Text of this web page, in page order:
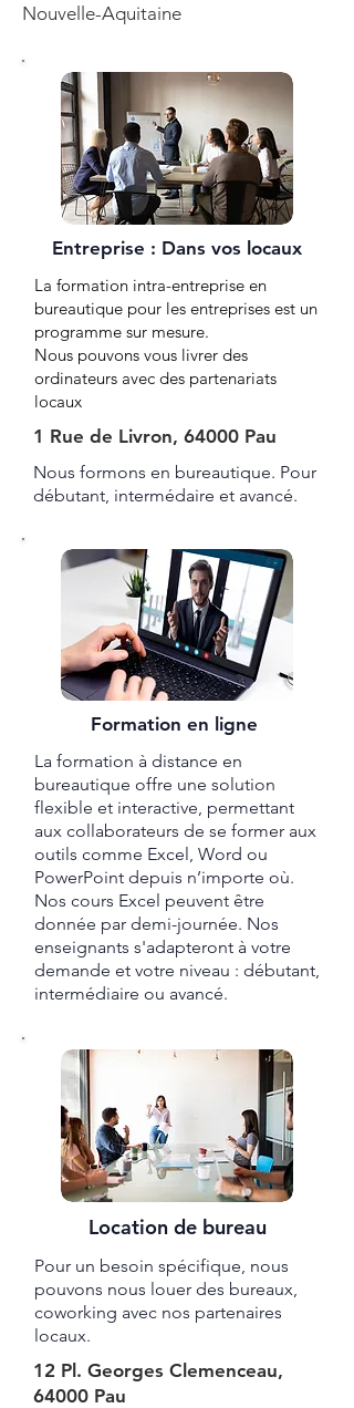
Nouvelle-Aquitaine
Entreprise : Dans vos locaux
La formation intra-entreprise en
bureautique pour les entreprises est un
programme sur mesure.
Nous pouvons vous livrer des
ordinateurs avec des partenariats
locaux
1 Rue de Livron, 64000 Pau
Nous formons en bureautique. Pour
débutant, intermédaire et avancé.
Formation en ligne
La formation à distance en
bureautique offre une solution
flexible et interactive, permettant
aux collaborateurs de se former aux
outils comme Excel, Word ou
PowerPoint depuis n’importe où.
Nos cours Excel peuvent être
donnée par demi-journée. Nos
enseignants s'adapteront à votre
demande et votre niveau : débutant,
intermédiaire ou avancé.
Location de bureau
Pour un besoin spécifique, nous
pouvons nous louer des bureaux,
coworking avec nos partenaires
locaux.
12 Pl. Georges Clemenceau,
64000 Pau